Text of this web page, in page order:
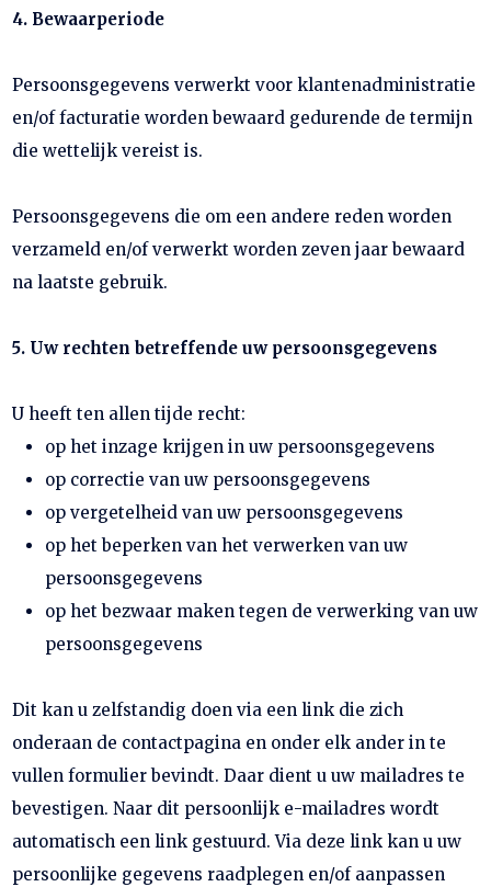
4. Bewaarperiode
Persoonsgegevens verwerkt voor klantenadministratie
en/of facturatie worden bewaard gedurende de termijn
die wettelijk vereist is.
Persoonsgegevens die om een andere reden worden
verzameld en/of verwerkt worden zeven jaar bewaard
na laatste gebruik.
5. Uw rechten betreffende uw persoonsgegevens
U heeft ten allen tijde recht:
op het inzage krijgen in uw persoonsgegevens
op correctie van uw persoonsgegevens
op vergetelheid van uw persoonsgegevens
op het beperken van het verwerken van uw
persoonsgegevens
op het bezwaar maken tegen de verwerking van uw
persoonsgegevens
Dit kan u zelfstandig doen via een link die zich
onderaan de contactpagina en onder elk ander in te
vullen formulier bevindt. Daar dient u uw mailadres te
bevestigen. Naar dit persoonlijk e-mailadres wordt
automatisch een link gestuurd. Via deze link kan u uw
persoonlijke gegevens raadplegen en/of aanpassen